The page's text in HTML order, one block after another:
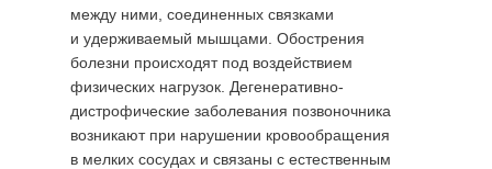
между ними, соединенных связками
и удерживаемый мышцами. Обострения
болезни происходят под воздействием
физических нагрузок. Дегенеративно-
дистрофические заболевания позвоночника
возникают при нарушении кровообращения
в мелких сосудах и связаны с естественным